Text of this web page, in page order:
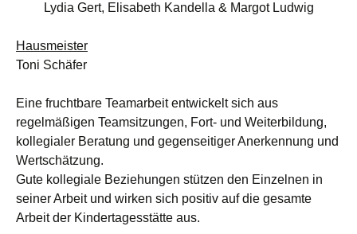
Lydia Gert, Elisabeth Kandella & Margot Ludwig
Hausmeister
Toni Schäfer
Eine fruchtbare Teamarbeit entwickelt sich aus
regelmäßigen Teamsitzungen, Fort- und Weiterbildung,
kollegialer Beratung und gegenseitiger Anerkennung und
Wertschätzung.
Gute kollegiale Beziehungen stützen den Einzelnen in
seiner Arbeit und wirken sich positiv auf die gesamte
Arbeit der Kindertagesstätte aus.